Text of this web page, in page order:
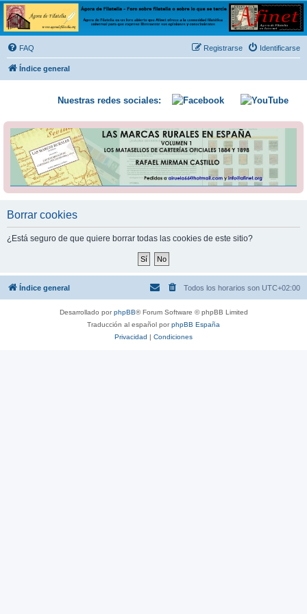
Ágora de Filatelia
Foro sobre filatelia o sobre lo que se tercie. Ágora de Filatelia es un foro abierto que Afinet
ofrece a la comunidad filatélica universal para que exprese libremente sus opiniones y
conocimientos
FAQ Identificarse
Registrarse
Índice general
Nuestras redes sociales:
Borrar cookies
¿Está seguro de que quiere borrar todas las cookies de este sitio?
Índice general Todos los horarios son UTC+02:00
Desarrollado porphpBB® Forum Software © phpBB Limited
Traducción al español porphpBB España
Privacidad | Condiciones